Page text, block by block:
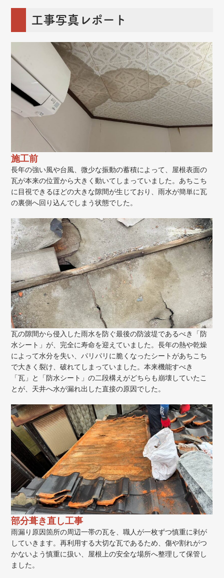
工事写真レポート
施工前
長年の強い風や台風、微少な振動の蓄積によって、屋根表面の
瓦が本来の位置から大きく動いてしまっていました。あちこち
に目視できるほどの大きな隙間が生じており、雨水が簡単に瓦
の裏側へ回り込んでしまう状態でした。
瓦の隙間から侵入した雨水を防ぐ最後の防波堤であるべき「防
水シート」が、完全に寿命を迎えていました。長年の熱や乾燥
によって水分を失い、パリパリに脆くなったシートがあちこち
で大きく裂け、破れてしまっていました。本来機能すべき
「瓦」と「防水シート」の二段構えがどちらも崩壊していたこ
とが、天井へ水が漏れ出した直接の原因でした。
部分葺き直し工事
雨漏り原因箇所の周辺一帯の瓦を、職人が一枚ずつ慎重に剥が
していきます。再利用する大切な瓦であるため、傷や割れがつ
かないよう慎重に扱い、屋根上の安全な場所へ整理して保管し
ました。